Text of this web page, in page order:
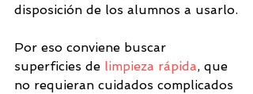
disposición de los alumnos a usarlo.
Por eso conviene buscar
superficies de limpieza rápida, que
no requieran cuidados complicados